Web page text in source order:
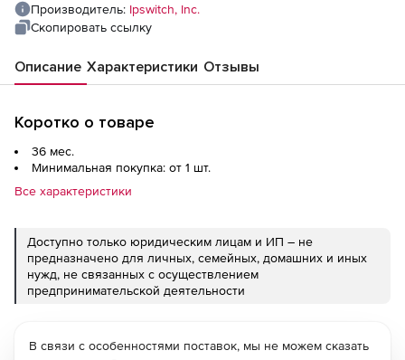
Производитель: Ipswitch, Inc.
Скопировать ссылку
Описание Характеристики Отзывы
Коротко о товаре
36 мес.
Минимальная покупка: от 1 шт.
Все характеристики
Доступно только юридическим лицам и ИП – не
предназначено для личных, семейных, домашних и иных
нужд, не связанных с осуществлением
предпринимательской деятельности
В связи с особенностями поставок, мы не можем сказать